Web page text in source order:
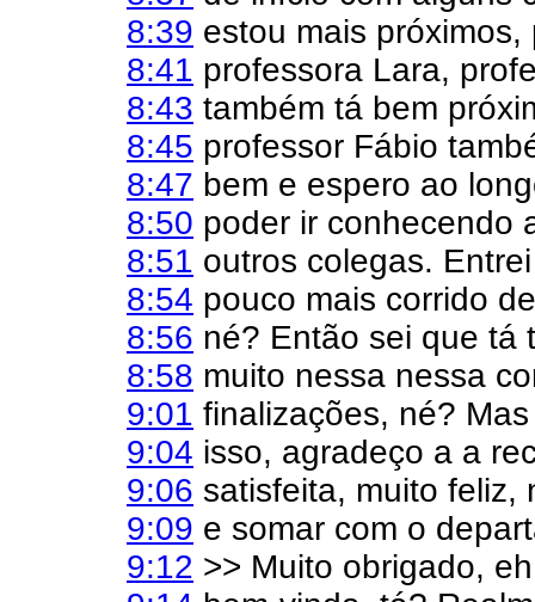
8:39 estou mais
8:41 professora Lara,
8:43 também tá bem
8:45 professor Fábio
8:47 bem e espero ao
8:50 poder ir conhecendo
8:51 outros colegas.
8:54 pouco mais corrido
8:56 né? Então sei que tá
8:58 muito nessa nessa
9:01 finalizações, né?
9:04 isso, agradeço a a
9:06 satisfeita, muito feliz,
9:09 e somar com o
9:12 >> Muito obrigado,